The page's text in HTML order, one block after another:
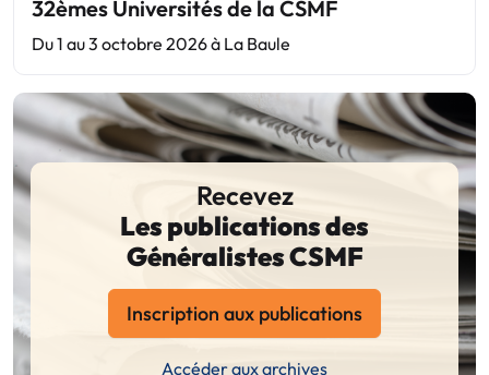
32èmes Universités de la CSMF
Du 1 au 3 octobre 2026 à La Baule
Recevez
Les publications des
Généralistes CSMF
Inscription aux publications
Accéder aux archives